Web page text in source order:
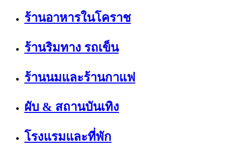
ร้านอาหารในโคราช
ร้านริมทาง รถเข็น
ร้านนมและร้านกาแฟ
ผับ & สถานบันเทิง
โรงแรมและที่พัก